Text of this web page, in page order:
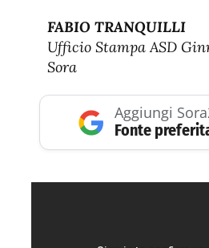
FABIO TRANQUILLI
Ufficio Stampa ASD
Sora
Aggiungi
Fonte